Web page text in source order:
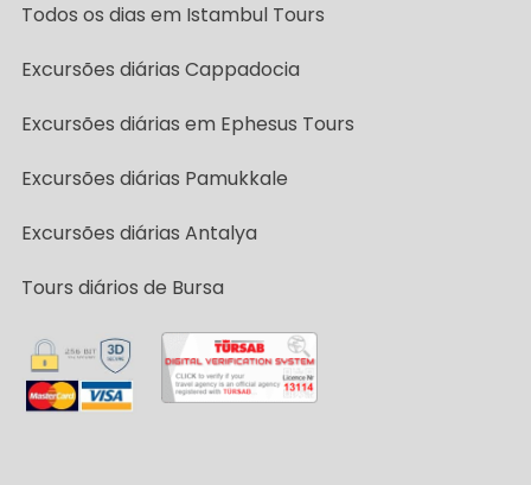
Todos os dias em Istambul Tours
Excursões diárias Cappadocia
Excursões diárias em Ephesus Tours
Excursões diárias Pamukkale
Excursões diárias Antalya
Tours diários de Bursa